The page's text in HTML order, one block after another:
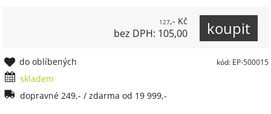
127,- Kč
bez DPH: 105,00
kód: EP-500015
do oblíbených
skladem
dopravné 249,- / zdarma od 19 999,-